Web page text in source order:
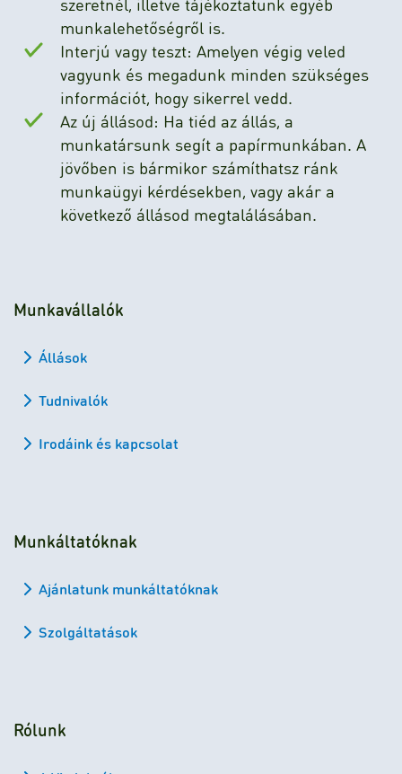
munkalehetőségről is.
Interjú vagy teszt: Amelyen végig veled
vagyunk és megadunk minden szükséges
információt, hogy sikerrel vedd.
Az új állásod: Ha tiéd az állás, a
munkatársunk segít a papírmunkában. A
jövőben is bármikor számíthatsz ránk
munkaügyi kérdésekben, vagy akár a
következő állásod megtalálásában.
Munkavállalók
Állások
Tudnivalók
Irodáink és kapcsolat
Munkáltatóknak
Ajánlatunk munkáltatóknak
Szolgáltatások
Rólunk